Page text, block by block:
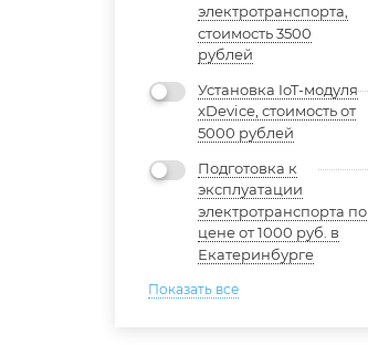
электротранспорта,
стоимость 3500
рублей
Установка IoT-модуля
xDevice, стоимость от
5000 рублей
Подготовка к
эксплуатации
электротранспорта по
цене от 1000 руб. в
Екатеринбурге
Показать все